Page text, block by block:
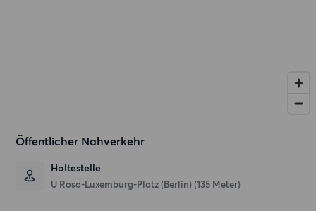
Öffentlicher Nahverkehr
Haltestelle
U Rosa-Luxemburg-Platz (Berlin) (135 Meter)